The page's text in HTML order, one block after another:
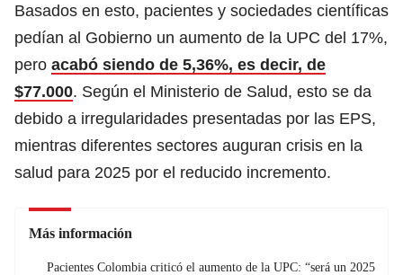
Basados en esto, pacientes y sociedades científicas
pedían al Gobierno un aumento de la UPC del 17%,
pero acabó siendo de 5,36%, es decir, de
$77.000. Según el Ministerio de Salud, esto se da
debido a irregularidades presentadas por las EPS,
mientras diferentes sectores auguran crisis en la
salud para 2025 por el reducido incremento.
Más información
Pacientes Colombia criticó el aumento de la UPC: “será un 2025